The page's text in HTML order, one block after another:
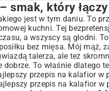
łączy pokolenia
i oswoić?
w złocistej panierce
czyli o panierce słów kilka
jeden chrupiący cel
w nowej odsłonie
towarzysze
smak, który
jest w tym daniu. To
kuchni. Tej
a wszyscy są głodni.
bez mięsa. Mój mąż,
talerza, ale też
To właśnie dlatego
przepis na kalafior
przepis na kalafior